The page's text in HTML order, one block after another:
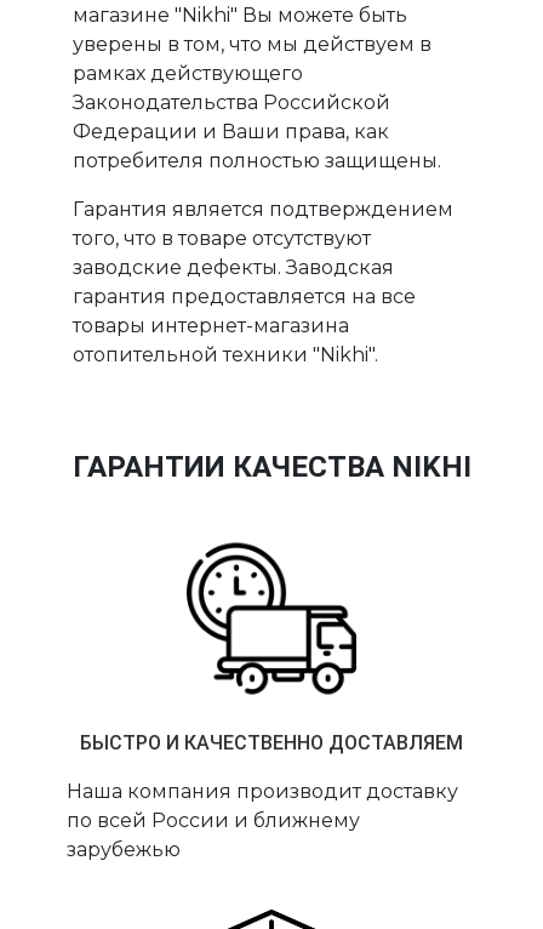
магазине "Nikhi" Вы можете быть
уверены в том, что мы действуем в
рамках действующего
Законодательства Российской
Федерации и Ваши права, как
потребителя полностью защищены.
Гарантия является подтверждением
того, что в товаре отсутствуют
заводские дефекты. Заводская
гарантия предоставляется на все
товары интернет-магазина
отопительной техники "Nikhi".
ГАРАНТИИ КАЧЕСТВА NIKHI
БЫСТРО И КАЧЕСТВЕННО ДОСТАВЛЯЕМ
Наша компания производит доставку
по всей России и ближнему
зарубежью